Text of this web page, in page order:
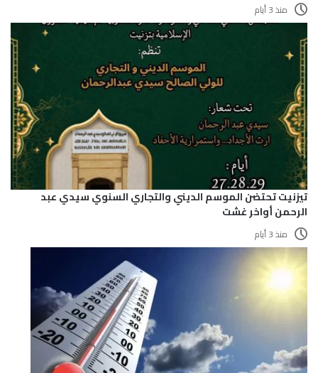
منذ 3 أيام
تيزنيت تحتضن الموسم الديني والتجاري السنوي سيدي عبد
الرحمن أواخر غشت
منذ 3 أيام